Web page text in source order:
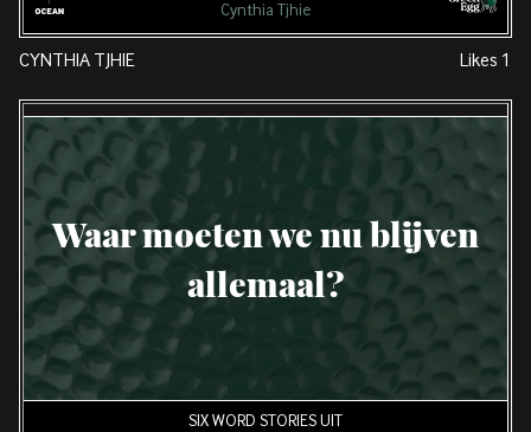
Cynthia Tjhie
CYNTHIA TJHIE Likes 1
Waar moeten we nu blijven
allemaal?
SIX WORD STORIES UIT